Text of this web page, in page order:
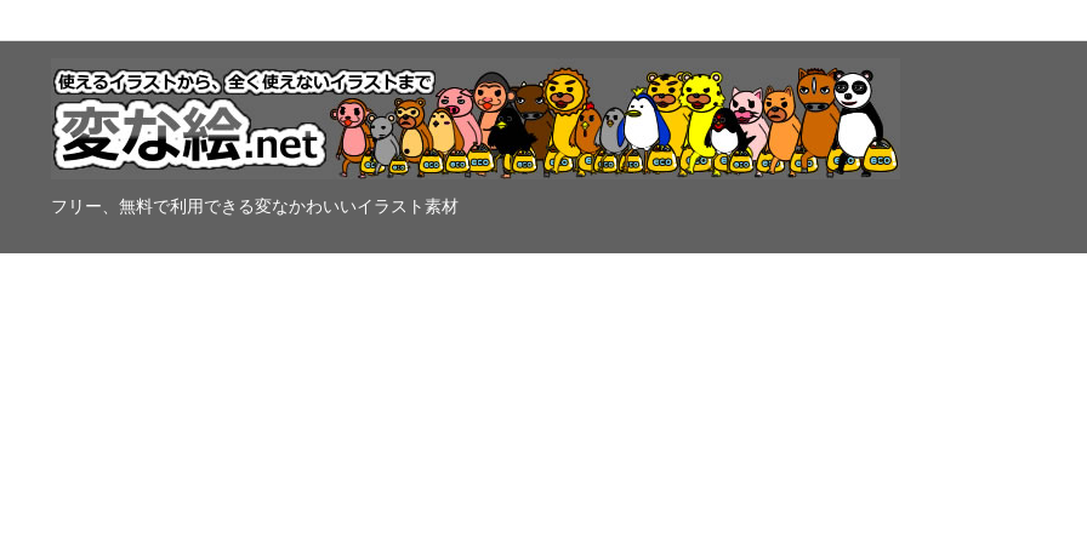
フリー、無料で利用できる変なかわいいイラスト素材